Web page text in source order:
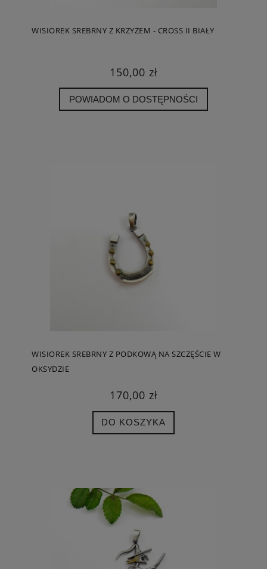
WISIOREK SREBRNY Z KRZYŻEM - CROSS II BIAŁY
150,00 zł
POWIADOM O DOSTĘPNOŚCI
WISIOREK SREBRNY Z PODKOWĄ NA SZCZĘŚCIE W
OKSYDZIE
170,00 zł
DO KOSZYKA